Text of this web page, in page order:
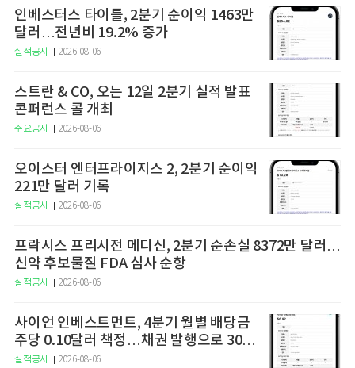
인베스터스 타이틀, 2분기 순이익 1463만
달러…전년비 19.2% 증가
실적공시 2026-08-06
스트란 & CO, 오는 12일 2분기 실적 발표
콘퍼런스 콜 개최
주요공시 2026-08-06
오이스터 엔터프라이지스 2, 2분기 순이익
221만 달러 기록
실적공시 2026-08-06
프락시스 프리시전 메디신, 2분기 순손실 8372만 달러…
신약 후보물질 FDA 심사 순항
실적공시 2026-08-06
사이언 인베스트먼트, 4분기 월별 배당금
주당 0.10달러 책정…채권 발행으로 3000
만 달러 조달
실적공시 2026-08-06